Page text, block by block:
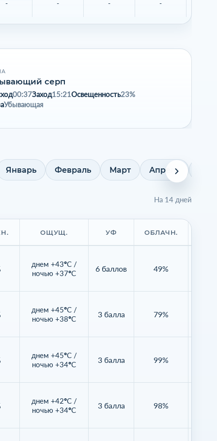
- - - -
серп
00:37Заход15:21Освещенность23%
Убывающая
Январь Февраль Март Апрель
На 14 дней
ОЩУЩ. УФ ОБЛАЧН.
днем +43°C /
ночью +37°C
6 баллов 49%
днем +45°C /
ночью +38°C
3 балла 79%
днем +45°C /
ночью +34°C
3 балла 99%
днем +42°C /
ночью +34°C
3 балла 98%